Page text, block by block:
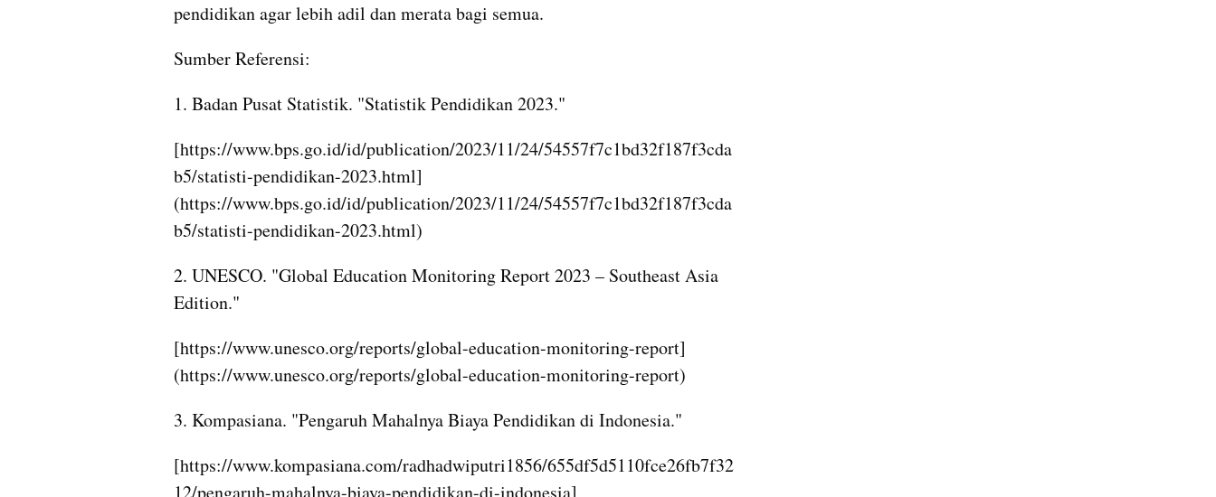
pendidikan agar lebih adil dan merata bagi semua.
Sumber Referensi:
1. Badan Pusat Statistik. "Statistik Pendidikan 2023."
[https://www.bps.go.id/id/publication/2023/11/24/54557f7c1bd32f187f3cda
b5/statisti-pendidikan-2023.html]
(https://www.bps.go.id/id/publication/2023/11/24/54557f7c1bd32f187f3cda
b5/statisti-pendidikan-2023.html)
2. UNESCO. "Global Education Monitoring Report 2023 – Southeast Asia
Edition."
[https://www.unesco.org/reports/global-education-monitoring-report]
(https://www.unesco.org/reports/global-education-monitoring-report)
3. Kompasiana. "Pengaruh Mahalnya Biaya Pendidikan di Indonesia."
[https://www.kompasiana.com/radhadwiputri1856/655df5d5110fce26fb7f32
12/pengaruh-mahalnya-biaya-pendidikan-di-indonesia]